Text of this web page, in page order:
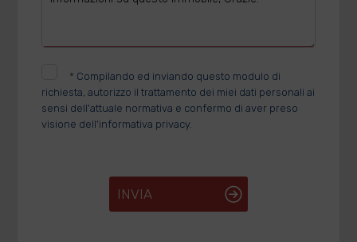
* Compilando ed inviando questo modulo di
richiesta, autorizzo il trattamento dei miei dati personali ai
sensi dell'attuale normativa e confermo di aver preso
visione dell'informativa privacy.
INVIA